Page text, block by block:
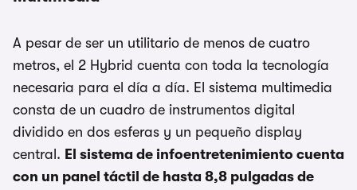
A pesar de ser un utilitario de menos de cuatro
metros, el 2 Hybrid cuenta con toda la tecnología
necesaria para el día a día. El sistema multimedia
consta de un cuadro de instrumentos digital
dividido en dos esferas y un pequeño display
central. El sistema de infoentretenimiento cuenta
con un panel táctil de hasta 8,8 pulgadas de